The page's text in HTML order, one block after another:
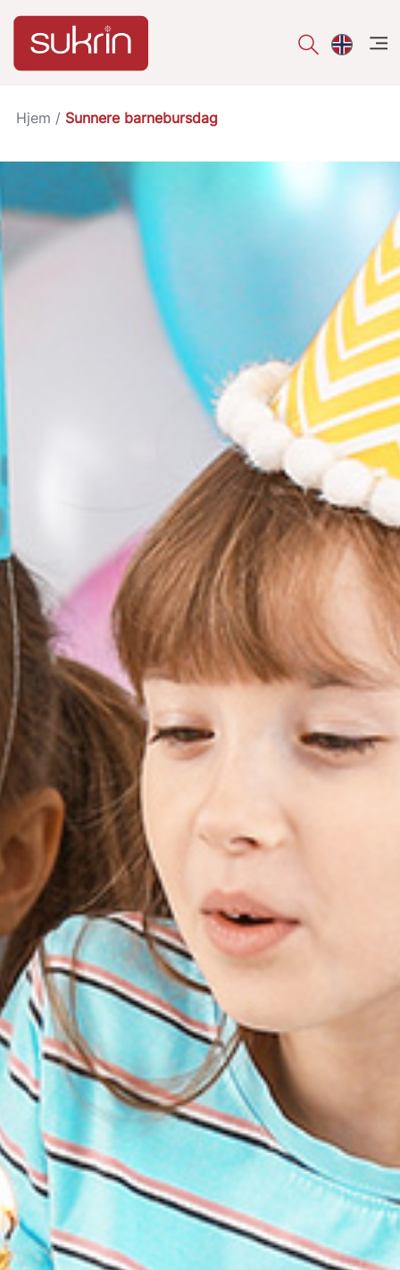
Hjem / Sunnere barnebursdag